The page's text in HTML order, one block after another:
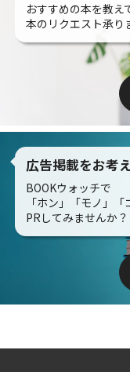
おすすめの本を教え
本のリクエスト承り
広告掲載をお考
BOOKウォッチで
「ホン」「モノ」「
PRしてみませんか？